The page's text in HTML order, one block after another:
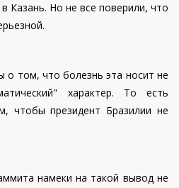
Казань. Но не все поверили, что
о том, что болезнь эта носит не
характер. То есть
чтобы президент Бразилии не
намеки на такой вывод не